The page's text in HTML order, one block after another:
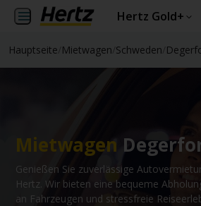
Hertz Gold+
Hauptseite Mietwagen Schweden
Mietwagen
Genießen Sie zuverlässige
Hertz. Wir bieten eine bequeme
an Fahrzeugen und stressfreie